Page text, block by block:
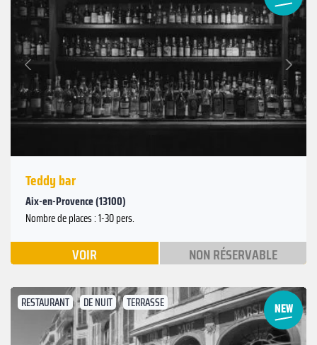
Précédent
Suivant
Teddy bar
Aix-en-Provence (13100)
Nombre de places : 1-30 pers.
VOIR NON RÉSERVABLE
RESTAURANT DE NUIT TERRASSE